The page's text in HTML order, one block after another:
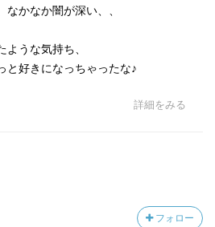
かなか闇が深い、、
ような気持ち、
と好きになっちゃったな♪
詳細をみる
フォロー